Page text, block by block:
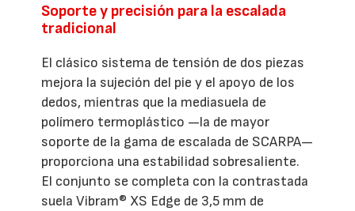
Soporte y precisión para la escalada
tradicional
El clásico sistema de tensión de dos piezas
mejora la sujeción del pie y el apoyo de los
dedos, mientras que la mediasuela de
polímero termoplástico —la de mayor
soporte de la gama de escalada de SCARPA—
proporciona una estabilidad sobresaliente.
El conjunto se completa con la contrastada
suela Vibram® XS Edge de 3,5 mm de